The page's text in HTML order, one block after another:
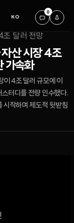
KO
0
산 시장 4조
가속화
4조 달러 규모에 이
터디를 전량 인수했다.
시작하며 제도적 뒷받침